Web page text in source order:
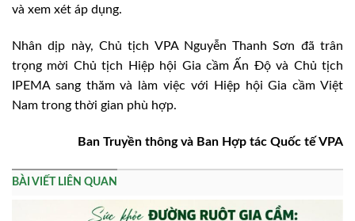
và xem xét áp dụng.
Nhân dịp này, Chủ tịch VPA Nguyễn Thanh Sơn đã trân
trọng mời Chủ tịch Hiệp hội Gia cầm Ấn Độ và Chủ tịch
IPEMA sang thăm và làm việc với Hiệp hội Gia cầm Việt
Nam trong thời gian phù hợp.
Ban Truyền thông và Ban Hợp tác Quốc tế VPA
BÀI VIẾT LIÊN QUAN